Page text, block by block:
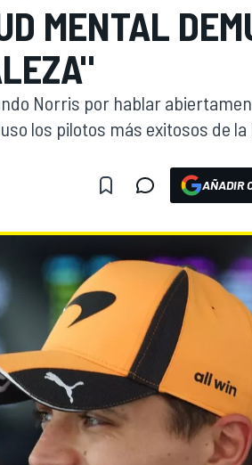
MENTAL
Norris por hablar
los pilotos más exitosos de la
AÑADIR